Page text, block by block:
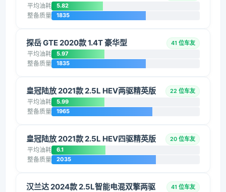
平均油耗 5.82
整备质量 1835
探岳 GTE 2020款 1.4T 豪华型 41 位车友
平均油耗 5.97
整备质量 1835
皇冠陆放 2021款 2.5L HEV两驱精英版 22 位车友
平均油耗 5.99
整备质量 1965
皇冠陆放 2021款 2.5L HEV四驱精英版 20 位车友
平均油耗 6.1
整备质量 2035
汉兰达 2024款 2.5L智能电混双擎两驱
41 位车友